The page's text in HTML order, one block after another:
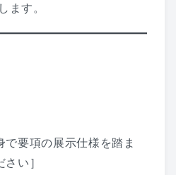
ます。
で要項の展示仕様を踏ま
い］